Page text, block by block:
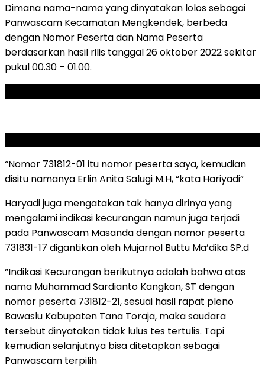
Dimana nama-nama yang dinyatakan lolos sebagai
Panwascam Kecamatan Mengkendek, berbeda
dengan Nomor Peserta dan Nama Peserta
berdasarkan hasil rilis tanggal 26 oktober 2022 sekitar
pukul 00.30 – 01.00.
“Nomor 731812-01 itu nomor peserta saya, kemudian
disitu namanya Erlin Anita Salugi M.H, “kata Hariyadi”
Haryadi juga mengatakan tak hanya dirinya yang
mengalami indikasi kecurangan namun juga terjadi
pada Panwascam Masanda dengan nomor peserta
731831-17 digantikan oleh Mujarnol Buttu Ma’dika SP.d
“Indikasi Kecurangan berikutnya adalah bahwa atas
nama Muhammad Sardianto Kangkan, ST dengan
nomor peserta 731812-21, sesuai hasil rapat pleno
Bawaslu Kabupaten Tana Toraja, maka saudara
tersebut dinyatakan tidak lulus tes tertulis. Tapi
kemudian selanjutnya bisa ditetapkan sebagai
Panwascam terpilih